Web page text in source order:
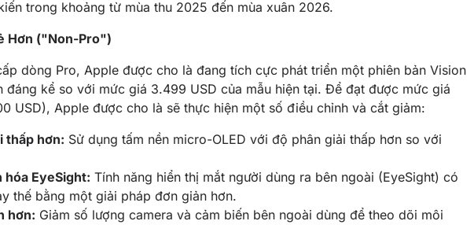
trong khoảng từ mùa thu 2025 đến mùa xuân 2026.
Hơn ("Non-Pro")
dòng Pro, Apple được cho là đang tích cực phát triển một phiên bản Vision
đáng kể so với mức giá 3.499 USD của mẫu hiện tại. Để đạt được mức giá
USD), Apple được cho là sẽ thực hiện một số điều chỉnh và cắt giảm:
thấp hơn: Sử dụng tấm nền micro-OLED với độ phân giải thấp hơn so với
hóa EyeSight: Tính năng hiển thị mắt người dùng ra bên ngoài (EyeSight) có
thế bằng một giải pháp đơn giản hơn.
hơn: Giảm số lượng camera và cảm biến bên ngoài dùng để theo dõi môi